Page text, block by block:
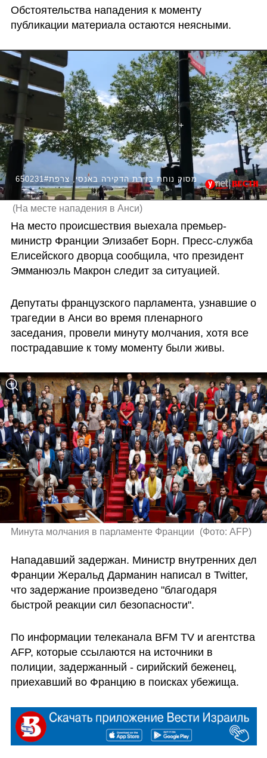
Обстоятельства нападения к моменту
публикации материала остаются неясными.
650231#מסוק נוחת בזירת הדקירה באנסי, צרפת
(На месте нападения в Анси)
На место происшествия выехала премьер-
министр Франции Элизабет Борн. Пресс-служба
Елисейского дворца сообщила, что президент
Эмманюэль Макрон следит за ситуацией.
Депутаты французского парламента, узнавшие о
трагедии в Анси во время пленарного
заседания, провели минуту молчания, хотя все
пострадавшие к тому моменту были живы.
Минута молчания в парламенте Франции (Фото: AFP)
Нападавший задержан. Министр внутренних дел
Франции Жеральд Дарманин написал в Twitter,
что задержание произведено "благодаря
быстрой реакции сил безопасности".
По информации телеканала BFM TV и агентства
AFP, которые ссылаются на источники в
полиции, задержанный - сирийский беженец,
приехавший во Францию в поисках убежища.